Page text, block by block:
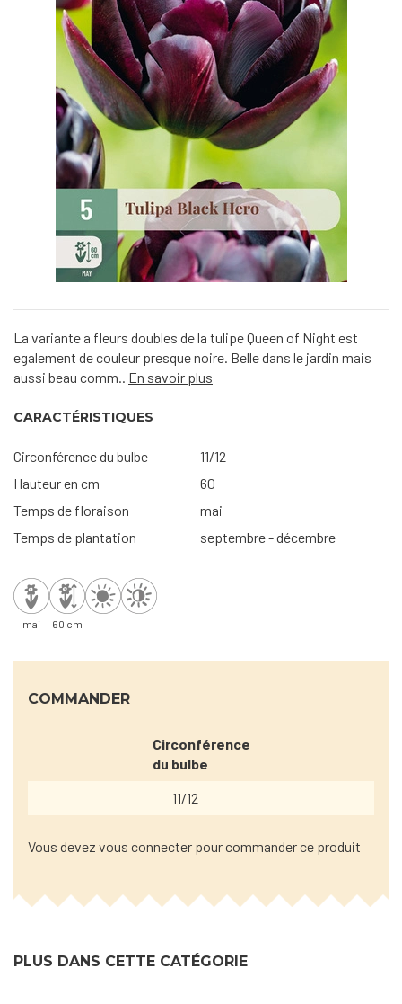
La variante a fleurs doubles de la tulipe Queen of Night est
egalement de couleur presque noire. Belle dans le jardin mais
aussi beau comm.. En savoir plus
CARACTÉRISTIQUES
Circonférence du bulbe
11/12
Hauteur en cm
60
Temps de floraison
mai
Temps de plantation
septembre - décembre
mai 60 cm
COMMANDER
Circonférence
du bulbe
11/12
Vous devez vous connecter pour commander ce produit
PLUS DANS CETTE CATÉGORIE